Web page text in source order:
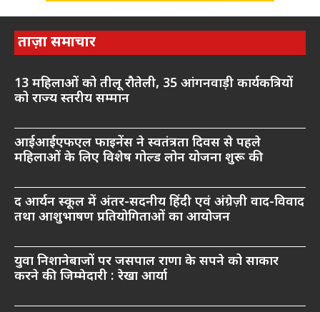
ताज़ा समाचार
13 महिलाओं को तीलू रौतेली, 35 आंगनवाड़ी कार्यकत्रियों
को राज्य स्तरीय सम्मान
आईआईएफएल फाइनेंस ने स्वतंत्रता दिवस से पहले
महिलाओं के लिए विशेष गोल्ड लोन योजना शुरू की
द आर्यन स्कूल में अंतर-सदनीय हिंदी एवं अंग्रेज़ी वाद-विवाद
तथा आशुभाषण प्रतियोगिताओं का आयोजन
युवा निशानेबाजों पर जसपाल राणा के सपने को साकार
करने की जिम्मेदारी : रेखा आर्या